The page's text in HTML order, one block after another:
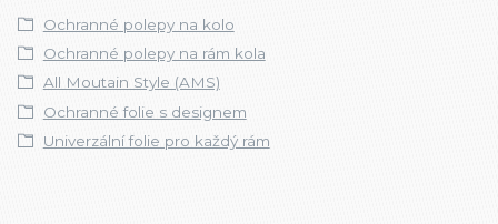
Ochranné polepy na kolo
Ochranné polepy na rám kola
All Moutain Style (AMS)
Ochranné folie s designem
Univerzální folie pro každý rám